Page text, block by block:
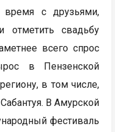
время с друзьями,
отметить свадьбу
всего спрос
в Пензенской
в том числе,
В Амурской
фестиваль